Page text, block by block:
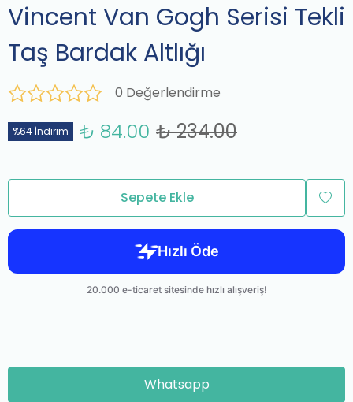
Vincent Van Gogh Serisi Tekli
Taş Bardak Altlığı
0 Değerlendirme
%64 İndirim ₺ 84.00 ₺ 234.00
Sepete Ekle
Whatsapp